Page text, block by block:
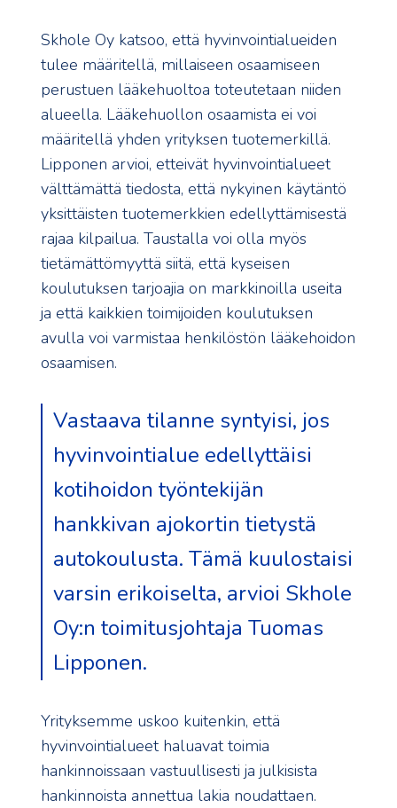
Skhole Oy katsoo, että hyvinvointialueiden
tulee määritellä, millaiseen osaamiseen
perustuen lääkehuoltoa toteutetaan niiden
alueella. Lääkehuollon osaamista ei voi
määritellä yhden yrityksen tuotemerkillä.
Lipponen arvioi, etteivät hyvinvointialueet
välttämättä tiedosta, että nykyinen käytäntö
yksittäisten tuotemerkkien edellyttämisestä
rajaa kilpailua. Taustalla voi olla myös
tietämättömyyttä siitä, että kyseisen
koulutuksen tarjoajia on markkinoilla useita
ja että kaikkien toimijoiden koulutuksen
avulla voi varmistaa henkilöstön lääkehoidon
osaamisen.
Vastaava tilanne syntyisi, jos
hyvinvointialue edellyttäisi
kotihoidon työntekijän
hankkivan ajokortin tietystä
autokoulusta. Tämä kuulostaisi
varsin erikoiselta, arvioi Skhole
Oy:n toimitusjohtaja Tuomas
Lipponen.
Yrityksemme uskoo kuitenkin, että
hyvinvointialueet haluavat toimia
hankinnoissaan vastuullisesti ja julkisista
hankinnoista annettua lakia noudattaen.